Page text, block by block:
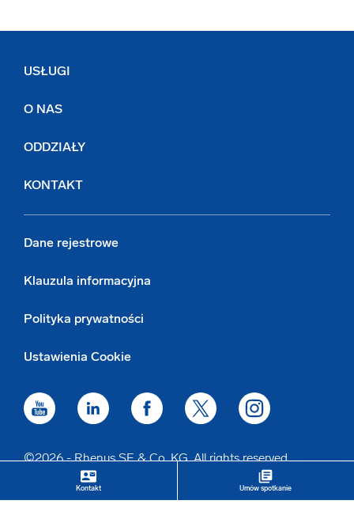
contact_mail
Kontakt
library_books
Umów spotkanie
USŁUGI
O NAS
ODDZIAŁY
KONTAKT
Dane rejestrowe
Klauzula informacyjna
Polityka prywatności
Ustawienia Cookie
©2026 - Rhenus SE & Co. KG. All rights reserved.